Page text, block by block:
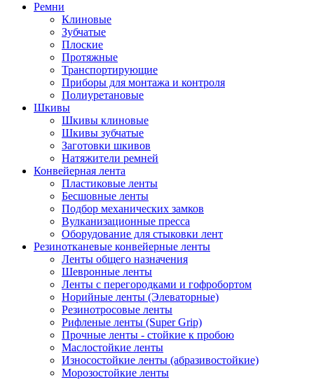
Ремни
Клиновые
Зубчатые
Плоские
Протяжные
Транспортирующие
Приборы для монтажа и контроля
Полиуретановые
Шкивы
Шкивы клиновые
Шкивы зубчатые
Заготовки шкивов
Натяжители ремней
Конвейерная лента
Пластиковые ленты
Бесшовные ленты
Подбор механических замков
Вулканизационные пресса
Оборудование для стыковки лент
Резинотканевые конвейерные ленты
Ленты общего назначения
Шевронные ленты
Ленты с перегородками и гофробортом
Норийные ленты (Элеваторные)
Резинотросовые ленты
Рифленые ленты (Super Grip)
Прочные ленты - стойкие к пробою
Маслостойкие ленты
Износостойкие ленты (абразивостойкие)
Морозостойкие ленты